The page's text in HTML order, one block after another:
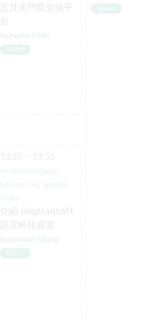
五月天門票交換平
台
Payton CHAN
Skilled
Skilled
HKOSCon (Open
Source HK) Special
Track
介紹 lingtransoft
語言科技資源
Jeremiah Chung
Skilled